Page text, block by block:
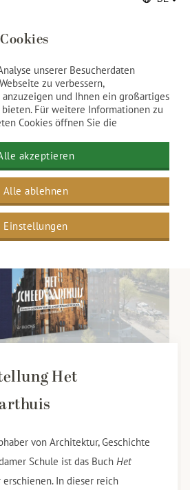
Geschichte. Eine
aus nächster Nähe zu
Het
von Architektur, Geschichte
Schule ist das Buch Het
erschienen. In dieser reich
unserer Besucherdaten
zu verbessern,
und Ihnen ein großartiges
Für weitere Informationen zu
Cookies öffnen Sie die
akzeptieren
Alle ablehnen
Einstellungen